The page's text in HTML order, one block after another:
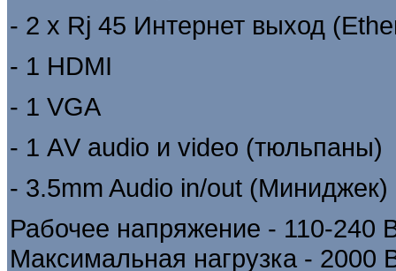
- 2 х Rj 45 Интернет выход
- 1 HDMI
- 1 VGA
- 1 АV audio и video (тюльпаны)
- 3.5mm Audio in/out (Миниджек)
Рабочее напряжение - 110-240
Максимальная нагрузка - 2000